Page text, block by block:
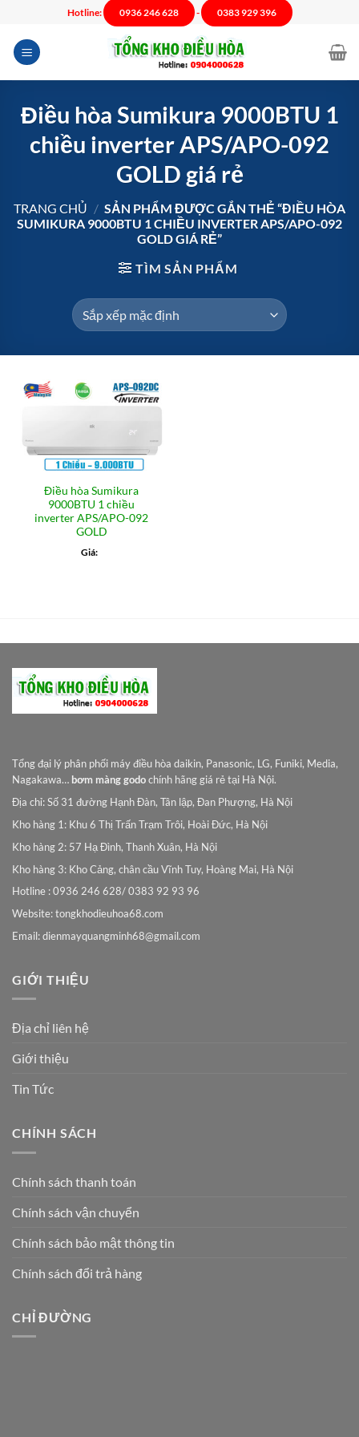
nội
dung
Hotline: 0936 246 628 - 0383 929 396
Điều hòa Sumikura 9000BTU 1
chiều inverter APS/APO-092
GOLD giá rẻ
TRANG CHỦ / SẢN PHẨM ĐƯỢC GẮN THẺ “ĐIỀU HÒA
SUMIKURA 9000BTU 1 CHIỀU INVERTER APS/APO-092
GOLD GIÁ RẺ”
TÌM SẢN PHẨM
Điều hòa Sumikura
9000BTU 1 chiều
inverter APS/APO-092
GOLD
Giá:
Tổng đại lý phân phối máy điều hòa daikin, Panasonic, LG, Funiki, Media,
Nagakawa… bơm màng godochính hãng giá rẻ tại Hà Nội.
Địa chỉ: Số 31 đường Hạnh Đàn, Tân lập, Đan Phượng, Hà Nội
Kho hàng 1: Khu 6 Thị Trấn Trạm Trôi, Hoài Đức, Hà Nội
Kho hàng 2: 57 Hạ Đình, Thanh Xuân, Hà Nội
Kho hàng 3: Kho Cảng, chân cầu Vĩnh Tuy, Hoàng Mai, Hà Nội
Hotline : 0936 246 628/ 0383 92 93 96
Website: tongkhodieuhoa68.com
Email:dienmayquangminh68@gmail.com
GIỚI THIỆU
Địa chỉ liên hệ
Giới thiệu
Tin Tức
CHÍNH SÁCH
Chính sách thanh toán
Chính sách vận chuyển
Chính sách bảo mật thông tin
Chính sách đổi trả hàng
CHỈ ĐƯỜNG